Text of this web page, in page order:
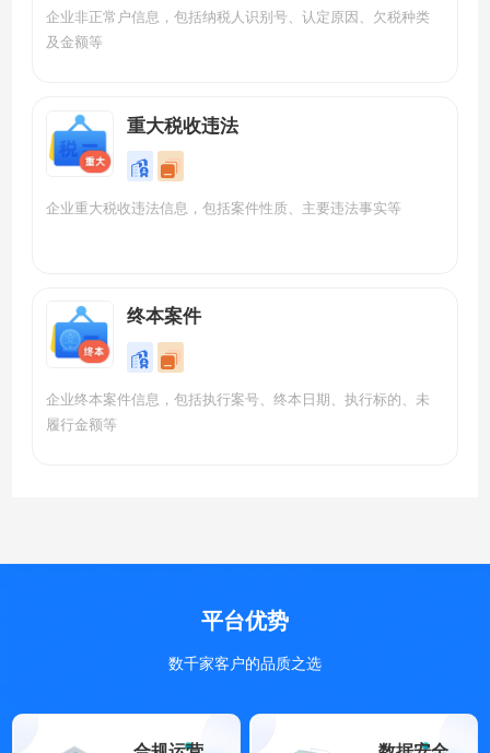
企业非正常户信息，包括纳税人识别号、认定原因、欠税种类
及金额等
重大税收违法
企业重大税收违法信息，包括案件性质、主要违法事实等
终本案件
企业终本案件信息，包括执行案号、终本日期、执行标的、未
履行金额等
平台优势
数千家客户的品质之选